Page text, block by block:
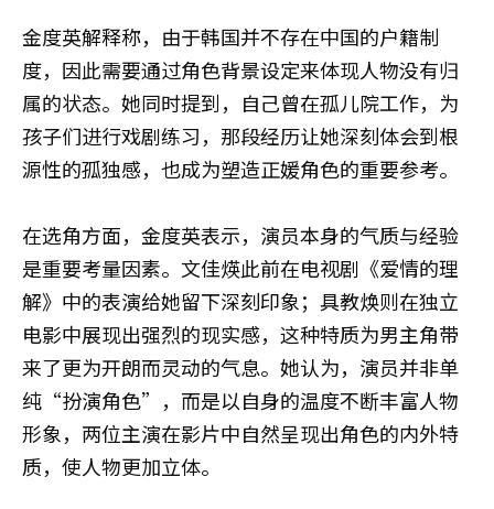
金度英解释称，由于韩国并不存在中国的户籍制
度，因此需要通过角色背景设定来体现人物没有归
属的状态。她同时提到，自己曾在孤儿院工作，为
孩子们进行戏剧练习，那段经历让她深刻体会到根
源性的孤独感，也成为塑造正媛角色的重要参考。
在选角方面，金度英表示，演员本身的气质与经验
是重要考量因素。文佳煐此前在电视剧《爱情的理
解》中的表演给她留下深刻印象；具教焕则在独立
电影中展现出强烈的现实感，这种特质为男主角带
来了更为开朗而灵动的气息。她认为，演员并非单
纯“扮演角色”，而是以自身的温度不断丰富人物
形象，两位主演在影片中自然呈现出角色的内外特
质，使人物更加立体。